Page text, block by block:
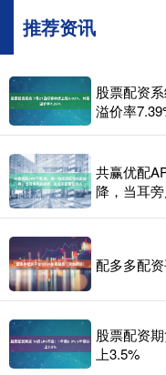
推荐资讯
股票配资
溢价率
共赢优配
降，当耳
配多多配
股票配资
上3.5%